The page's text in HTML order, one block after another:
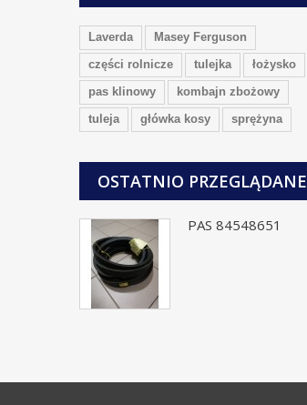
Laverda
Masey Ferguson
części rolnicze
tulejka
łożysko
pas klinowy
kombajn zbożowy
tuleja
główka kosy sprężyna
OSTATNIO PRZEGLĄDANE
PAS 84548651